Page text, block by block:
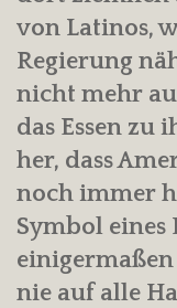
von Latinos,
Regierung
nicht mehr
das Essen zu
her, dass
noch immer
Symbol eines
nie auf alle